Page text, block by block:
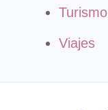
Turismo
Viajes